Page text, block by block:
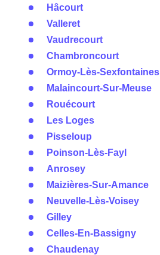
Hâcourt
Valleret
Vaudrecourt
Chambroncourt
Ormoy-Lès-Sexfontaines
Malaincourt-Sur-Meuse
Rouécourt
Les Loges
Pisseloup
Poinson-Lès-Fayl
Anrosey
Maizières-Sur-Amance
Neuvelle-Lès-Voisey
Gilley
Celles-En-Bassigny
Chaudenay